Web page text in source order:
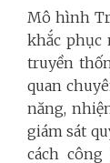
Mô hình
khắc phục
truyền
quan
năng,
giám sát
cách